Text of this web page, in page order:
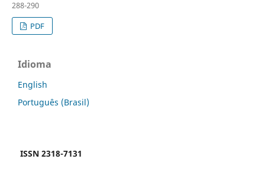
288-290
PDF
Idioma
English
Português (Brasil)
ISSN 2318-7131